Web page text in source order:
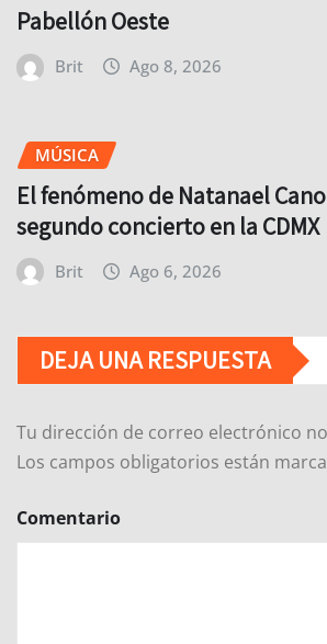
Pabellón Oeste
Brit Ago 8, 2026
MÚSICA
El fenómeno de Natanael
segundo concierto en la CDMX
Brit Ago 6, 2026
DEJA UNA RESPUESTA
Tu dirección de correo electrónico
Los campos obligatorios están
Comentario